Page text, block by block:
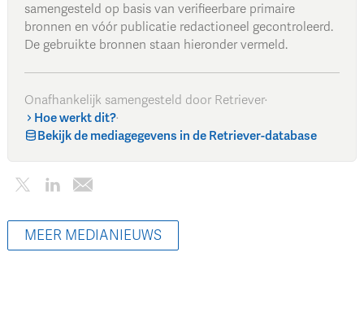
samengesteld op basis van verifieerbare primaire
bronnen en vóór publicatie redactioneel gecontroleerd.
De gebruikte bronnen staan hieronder vermeld.
Onafhankelijk samengesteld door Retriever·
Hoe werkt dit?·
Bekijk de mediagegevens in de Retriever-database
MEER MEDIANIEUWS